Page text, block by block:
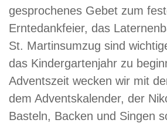
gesprochenes Gebet zum
Erntedankfeier, das
St. Martinsumzug sind
das Kindergartenjahr zu
Adventszeit wecken wir mit
dem Adventskalender, der
Basteln, Backen und Singen